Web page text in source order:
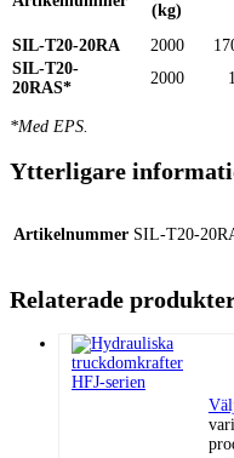
(kg)
SIL-T20-20RA
2000
SIL-T20-
20RAS*
2000
*Med EPS.
Ytterligare
Artikelnummer SIL-T20-
Relaterade